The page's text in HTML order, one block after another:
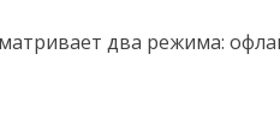
два режима: